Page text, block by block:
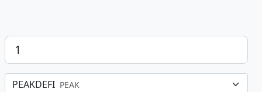
Betrag
PEAKDEFI PEAK